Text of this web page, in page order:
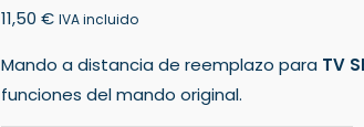
11,50 € IVA incluido
Mando a distancia de reemplazo para TV
funciones del mando original.
cantidad